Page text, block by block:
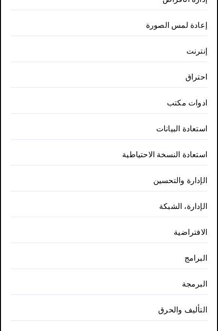
إعادة لمس الصورة
إنترنت
احتراق
ادوات مكتب
استعادة البيانات
استعادة النسخة الاحتياطية
الإدارة والتحسين
الإدارة، الشبكة
الافتراضية
البرامج
البرمجة
التأليف والحرق